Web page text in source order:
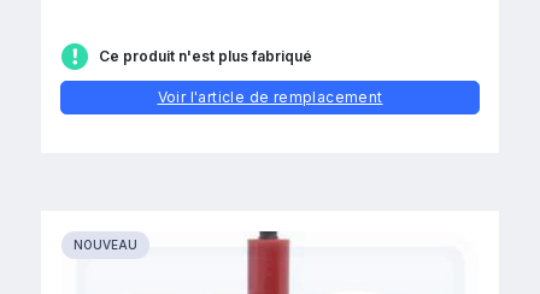
Ce produit n'est plus fabriqué
Voir l'article de remplacement
NOUVEAU